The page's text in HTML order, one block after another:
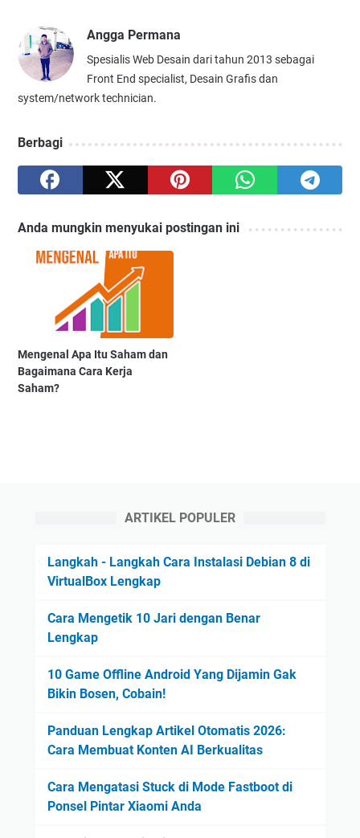
Angga Permana
Spesialis Web Desain dari tahun 2013 sebagai
Front End specialist, Desain Grafis dan
system/network technician.
Berbagi
Anda mungkin menyukai postingan ini
Mengenal Apa Itu Saham dan
Bagaimana Cara Kerja
Saham?
ARTIKEL POPULER
Langkah - Langkah Cara Instalasi Debian 8 di
VirtualBox Lengkap
Cara Mengetik 10 Jari dengan Benar
Lengkap
10 Game Offline Android Yang Dijamin Gak
Bikin Bosen, Cobain!
Panduan Lengkap Artikel Otomatis 2026:
Cara Membuat Konten AI Berkualitas
Cara Mengatasi Stuck di Mode Fastboot di
Ponsel Pintar Xiaomi Anda